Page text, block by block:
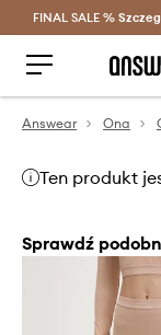
FINAL SALE %
Answear Ona
Ten produkt
Sprawdź